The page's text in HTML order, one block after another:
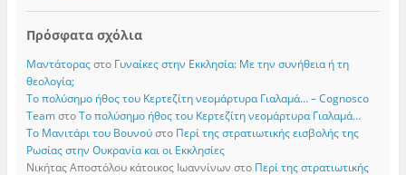
Πρόσφατα σχόλια
Μαντάτοραςστο Γυναίκες στην Εκκλησία: Με την συνήθεια ή τη
θεολογία;
Το πολύσημο ήθος του Κερτεζίτη νεομάρτυρα Γιαλαμά… – Cognosco
TeamστοΤο πολύσημο ήθος του Κερτεζίτη νεομάρτυρα Γιαλαμά…
Το Μανιτάρι του Βουνούστο Περί της στρατιωτικής εισβολής της
Ρωσίας στην Ουκρανία και οι Εκκλησίες
Νικήτας Αποστόλου κάτοικος Ιωαννίνων στο Περί της στρατιωτικής